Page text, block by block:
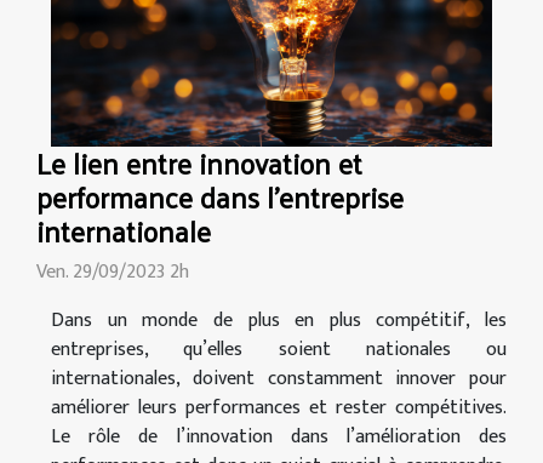
Le lien entre innovation et
performance dans l'entreprise
internationale
Ven. 29/09/2023 2h
Dans un monde de plus en plus compétitif, les
entreprises, qu’elles soient nationales ou
internationales, doivent constamment innover pour
améliorer leurs performances et rester compétitives.
Le rôle de l’innovation dans l’amélioration des